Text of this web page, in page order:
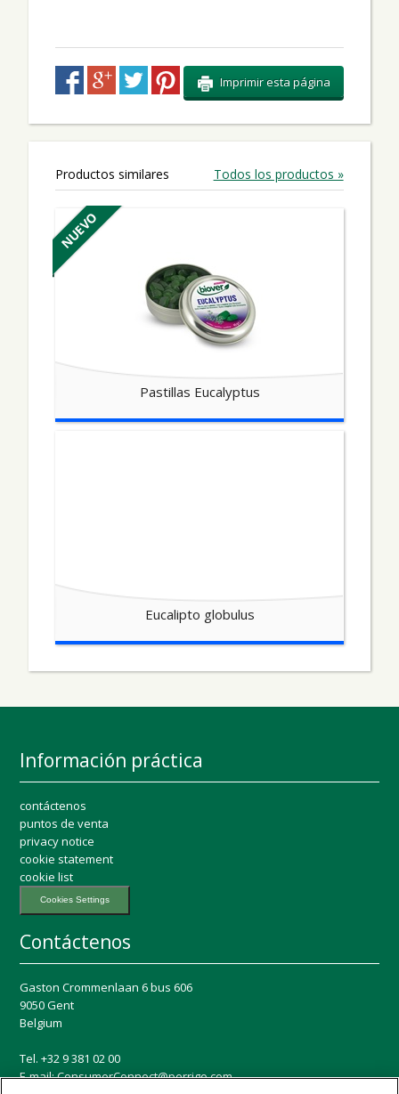
Imprimir esta página
Productos similares Todos los productos »
NUEVO
Pastillas Eucalyptus
Eucalipto globulus
Información práctica
contáctenos
puntos de venta
privacy notice
cookie statement
cookie list
Cookies Settings
Contáctenos
Gaston Crommenlaan 6 bus 606
9050 Gent
Belgium
Tel. +32 9 381 02 00
E-mail:ConsumerConnect@perrigo.com